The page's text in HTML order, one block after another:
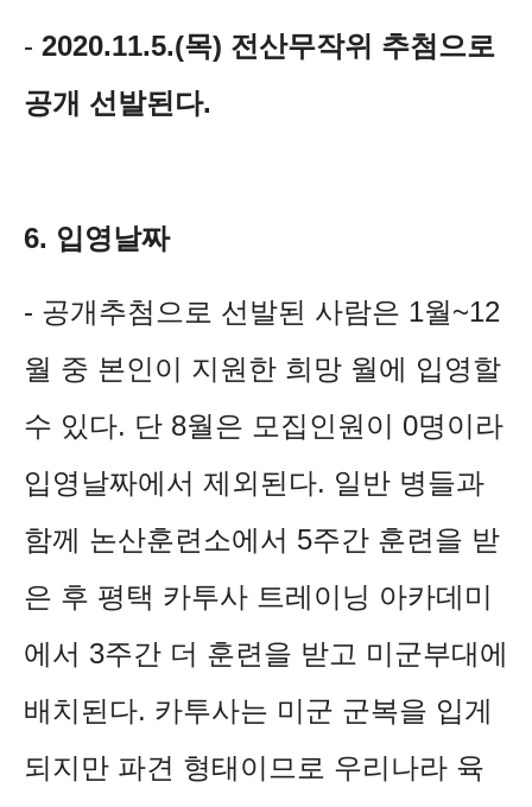
- 2020.11.5.(목) 전산무작위 추첨으로
공개 선발된다.
6. 입영날짜
- 공개추첨으로 선발된 사람은 1월~12
월 중 본인이 지원한 희망 월에 입영할
수 있다. 단 8월은 모집인원이 0명이라
입영날짜에서 제외된다. 일반 병들과
함께 논산훈련소에서 5주간 훈련을 받
은 후 평택 카투사 트레이닝 아카데미
에서 3주간 더 훈련을 받고 미군부대에
배치된다. 카투사는 미군 군복을 입게
되지만 파견 형태이므로 우리나라 육